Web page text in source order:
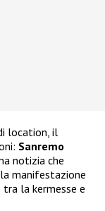
location, il
Sanremo
notizia che
manifestazione
la kermesse e